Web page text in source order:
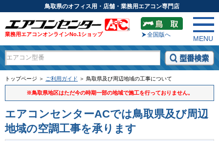
鳥取県のオフィス用・店舗・業務用エアコン専門店
業務用エアコンオンラインNo.1ショップ 全国版へ
MENU
トップページ ＞ ご利用ガイド ＞ 鳥取県及び周辺地域の工事について
※鳥取県地区はただ今の時期一部の地域で施工を行っておりません。
エアコンセンターACでは鳥取県及び周辺
地域の空調工事を承ります